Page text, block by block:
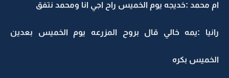
ام محمد :خديجه يوم الخميس راح اجي انا ومحمد نتفق
رانيا :يمه خالي قال بروح المزرعه يوم الخميس بعدين
الخميس بكره